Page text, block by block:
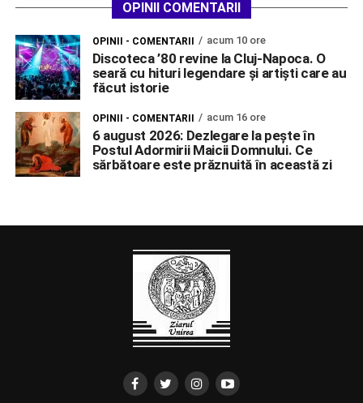
OPINII COMENTARII
OPINII - COMENTARII acum 10 ore
Discoteca ’80 revine la Cluj-Napoca. O
seară cu hituri legendare și artiști care au
făcut istorie
OPINII - COMENTARII acum 16 ore
6 august 2026: Dezlegare la pește în
Postul Adormirii Maicii Domnului. Ce
sărbătoare este prăznuită în această zi